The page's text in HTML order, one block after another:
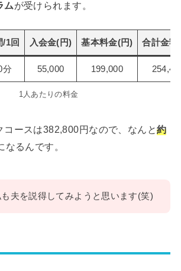
ムが受けられます。
/1回 入会金(円) 基本料金(円) 合計金額
分 55,000 199,000
1人あたりの料金
コースは382,800円なので、なんと約
なるんです。
夫を説得してみようと思います(笑)